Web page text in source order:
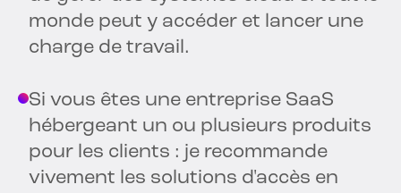
monde peut y accéder et lancer une
charge de travail.
Si vous êtes une entreprise SaaS
hébergeant un ou plusieurs produits
pour les clients : je recommande
vivement les solutions d'accès en